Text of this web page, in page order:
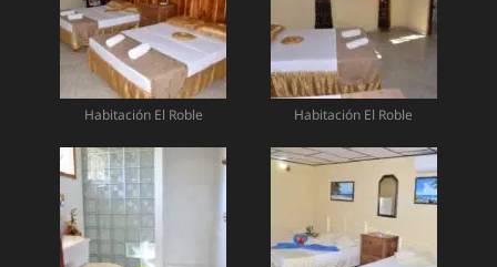
Habitación El Roble Habitación El Roble